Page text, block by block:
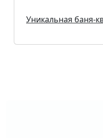
Уникальная баня-